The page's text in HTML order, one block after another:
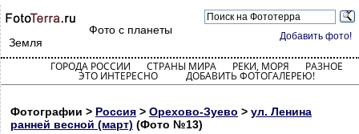
Добавить фото!
Фото с планеты
Земля
ГОРОДА РОССИИ СТРАНЫ МИРА РЕКИ, МОРЯ РАЗНОЕ
ЭТО ИНТЕРЕСНО ДОБАВИТЬ ФОТОГАЛЕРЕЮ!
Фотографии > Россия > Орехово-Зуево > ул. Ленина
ранней весной (март) (Фото №13)